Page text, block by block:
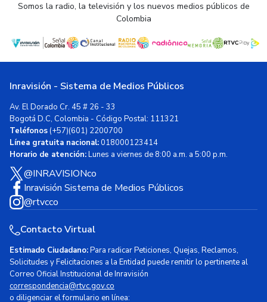
Somos la radio, la televisión y los nuevos medios públicos de
Colombia
Inravisión - Sistema de Medios Públicos
Av. El Dorado Cr. 45 # 26 - 33
Bogotá D.C, Colombia - Código Postal: 111321
Teléfonos(+57)(601) 2200700
Línea gratuita nacional:018000123414
Horario de atención:Lunes a viernes de 8:00 a.m. a 5:00 p.m.
@INRAVISIONco
Inravisión Sistema de Medios Públicos
@rtvcco
Contacto Virtual
Estimado Ciudadano:Para radicar Peticiones, Quejas, Reclamos,
Solicitudes y Felicitaciones a la Entidad puede remitir lo pertinente al
Correo Oficial Institucional de Inravisión
correspondencia@rtvc.gov.co
o diligenciar el formulario en línea: